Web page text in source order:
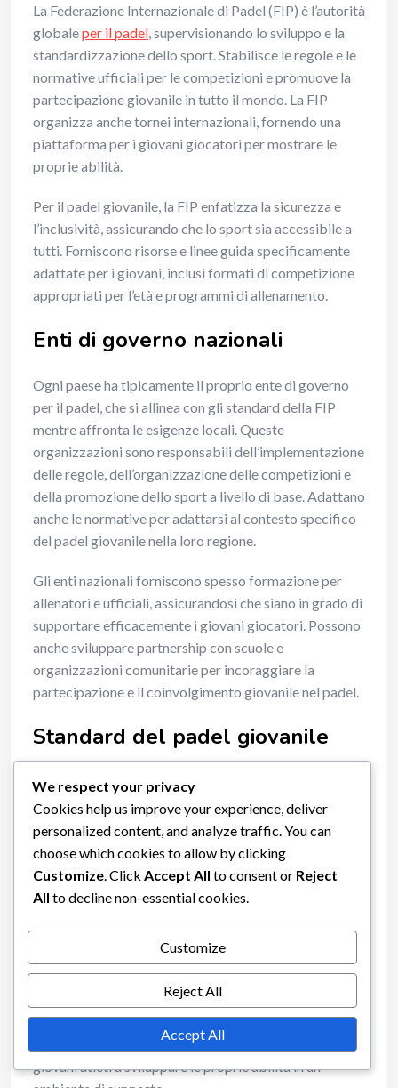
La Federazione Internazionale di Padel (FIP) è l’autorità
globaleper il padel , supervisionando lo sviluppo e la
standardizzazione dello sport. Stabilisce le regole e le
normative ufficiali per le competizioni e promuove la
partecipazione giovanile in tutto il mondo. La FIP
organizza anche tornei internazionali, fornendo una
piattaforma per i giovani giocatori per mostrare le
proprie abilità.
Per il padel giovanile, la FIP enfatizza la sicurezza e
l’inclusività, assicurando che lo sport sia accessibile a
tutti. Forniscono risorse e linee guida specificamente
adattate per i giovani, inclusi formati di competizione
appropriati per l’età e programmi di allenamento.
Enti di governo nazionali
Ogni paese ha tipicamente il proprio ente di governo
per il padel, che si allinea con gli standard della FIP
mentre affronta le esigenze locali. Queste
organizzazioni sono responsabili dell’implementazione
delle regole, dell’organizzazione delle competizioni e
della promozione dello sport a livello di base. Adattano
anche le normative per adattarsi al contesto specifico
del padel giovanile nella loro regione.
Gli enti nazionali forniscono spesso formazione per
allenatori e ufficiali, assicurandosi che siano in grado di
supportare efficacemente i giovani giocatori. Possono
anche sviluppare partnership con scuole e
organizzazioni comunitarie per incoraggiare la
partecipazione e il coinvolgimento giovanile nel padel.
Standard del padel giovanile
Gli standard del padel giovanile si concentrano sulla
creazione di un ambiente sicuro e piacevole per i
giovani giocatori. Questo include dimensioni
specifiche del campo, specifiche dell’attrezzatura e
formati di competizione che si adattano a diverse
fasce di età. Ad esempio, i campi per i giocatori più
movimento e un coinvolgimento più facili.
Inoltre, la FIP e gli enti nazionali raccomandano l’uso di
paddles più leggeri e palline più morbide per i giocatori
giovani per migliorare la loro esperienza e ridurre il
rischio di infortuni. Queste adattamenti aiutano i
giovani atleti a sviluppare le proprie abilità in un
We respect your privacy
Cookies help us improve your experience, deliver
personalized content, and analyze traffic. You can
choose which cookies to allow by clicking
Customize . Click Accept All to consent or Reject
All to decline non-essential cookies.
Customize
Reject All
Accept All